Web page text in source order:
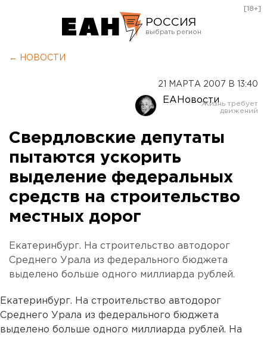
РОССИЯ
Оренбург
[18+]
← НОВОСТИ
21 МАРТА 2007 В 13:40
ЕАНовости
Свердловские депутаты
пытаются ускорить
выделение федеральных
средств на строительство
местных дорог
Екатеринбург. На строительство автодорог
Среднего Урала из федерального бюджета
выделено больше одного миллиарда рублей.
Екатеринбург. На строительство автодорог
Среднего Урала из федерального бюджета
выделено больше одного миллиарда рублей. На